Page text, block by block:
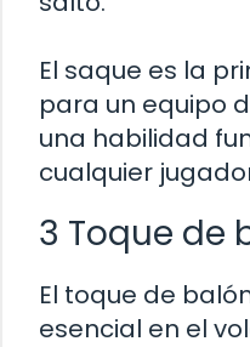
El saque es la
para un equipo
una habilidad
cualquier
3 Toque de
El toque de
esencial en el